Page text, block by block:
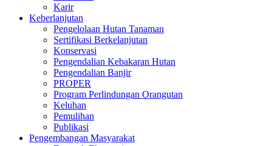
Karir
Keberlanjutan
Pengelolaan Hutan Tanaman
Sertifikasi Berkelanjutan
Konservasi
Pengendalian Kebakaran Hutan
Pengendalian Banjir
PROPER
Program Perlindungan Orangutan
Keluhan
Pemulihan
Publikasi
Pengembangan Masyarakat